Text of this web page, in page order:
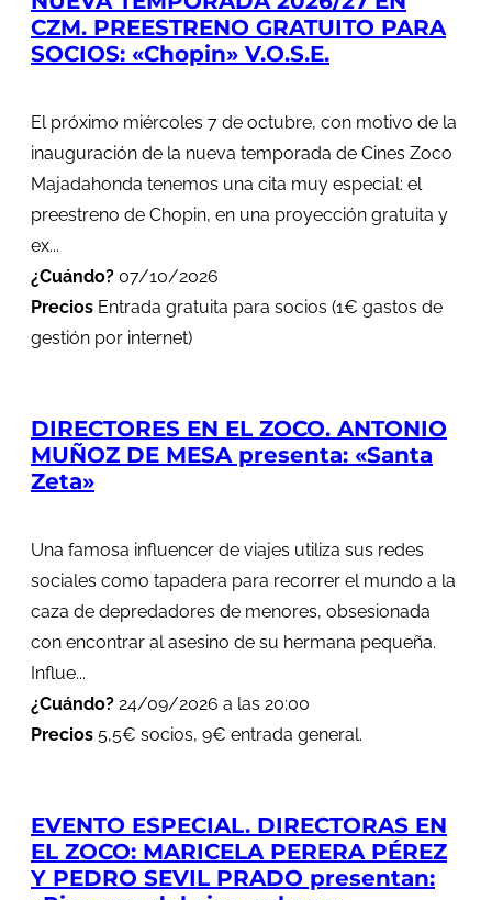
CZM. PREESTRENO GRATUITO PARA
SOCIOS: «Chopin» V.O.S.E.
El próximo miércoles 7 de octubre, con motivo de la
inauguración de la nueva temporada de Cines Zoco
Majadahonda tenemos una cita muy especial: el
preestreno de Chopin, en una proyección gratuita y
ex...
¿Cuándo? 07/10/2026
Precios Entrada gratuita para socios (1€ gastos de
gestión por internet)
DIRECTORES EN EL ZOCO. ANTONIO
MUÑOZ DE MESA presenta: «Santa
Zeta»
Una famosa influencer de viajes utiliza sus redes
sociales como tapadera para recorrer el mundo a la
caza de depredadores de menores, obsesionada
con encontrar al asesino de su hermana pequeña.
Influe...
¿Cuándo? 24/09/2026 a las 20:00
Precios 5,5€ socios, 9€ entrada general.
EVENTO ESPECIAL. DIRECTORAS EN
EL ZOCO: MARICELA PERERA PÉREZ
Y PEDRO SEVIL PRADO presentan: